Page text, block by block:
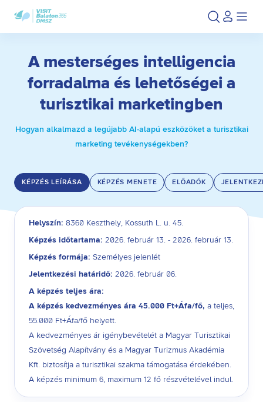
tartalomra
aljára
A mesterséges intelligencia
forradalma és lehetőségei a
turisztikai marketingben
Hogyan alkalmazd a legújabb AI-alapú eszközöket a turisztikai
marketing tevékenységekben?
KÉPZÉS LEÍRÁSA KÉPZÉS MENETE ELŐADÓK
Helyszín: 8360 Keszthely, Kossuth L. u. 45.
Képzés időtartama: 2026. február 13. - 2026. február 13.
Képzés formája: Személyes jelenlét
Jelentkezési határidő: 2026. február 06.
A képzés teljes ára:
A képzés kedvezményes ára 45.000 Ft+Áfa/fő, a teljes,
55.000 Ft+Áfa/fő helyett.
A kedvezményes ár igénybevételét a Magyar Turisztikai
Szövetség Alapítvány és a Magyar Turizmus Akadémia
Kft. biztosítja a turisztikai szakma támogatása érdekében.
A képzés minimum 6, maximum 12 fő részvételével indul.